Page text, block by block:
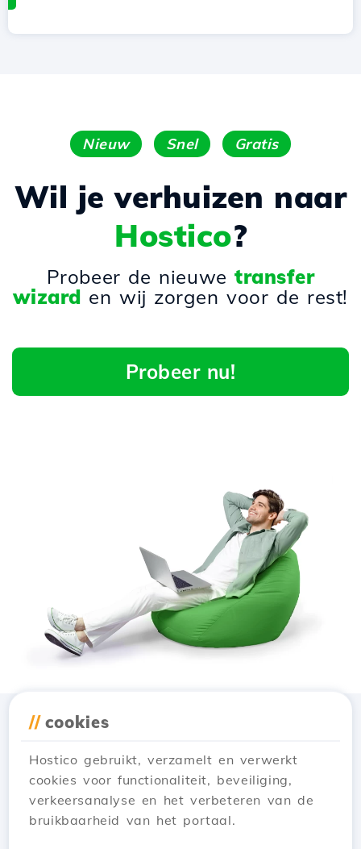
Nieuw Snel Gratis
Wil je verhuizen naar
Hostico?
Probeer de nieuwetransfer
wizard en wij zorgen voor de rest!
Probeer nu!
// cookies
Hostico gebruikt, verzamelt en verwerkt
cookies voor functionaliteit, beveiliging,
verkeersanalyse en het verbeteren van de
bruikbaarheid van het portaal.
Download de app